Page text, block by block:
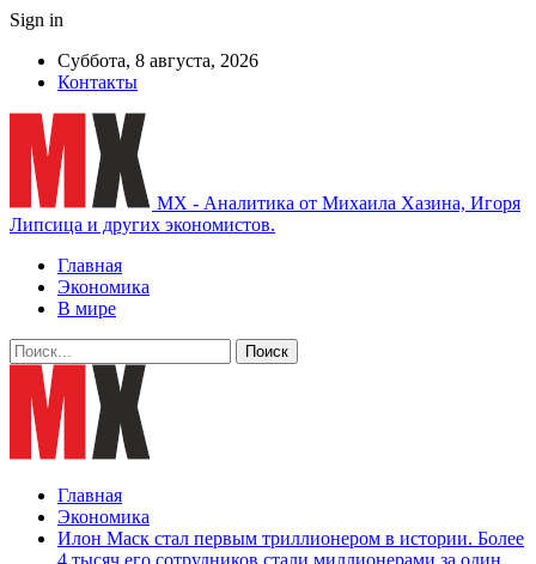
Sign in
Суббота, 8 августа, 2026
Контакты
MX - Аналитика от Михаила Хазина, Игоря
Липсица и других экономистов.
Главная
Экономика
В мире
Главная
Экономика
Илон Маск стал первым триллионером в истории. Более
4 тысяч его сотрудников стали миллионерами за один